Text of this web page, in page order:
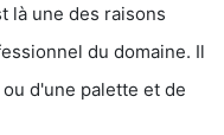
là une des raisons
du domaine. Il
d'une palette et de